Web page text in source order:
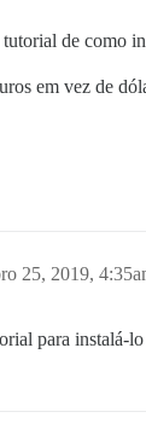
de como
em vez de
25, 2019,
para instalá-